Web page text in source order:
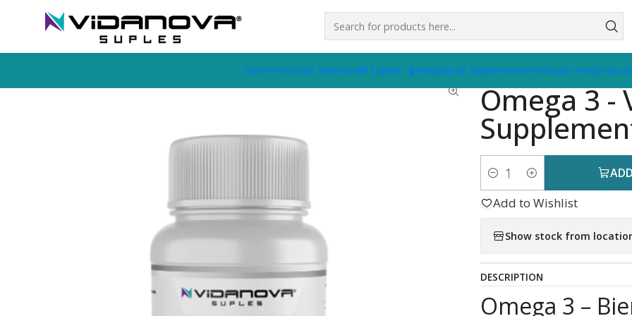
InicioProductos Vidanova® Suples 🧪 Maquila de SuplementosVenta por mayor
Productos Vidanova® Suples Vitaminas y Minerales Omega 3 - Vidanova® Supplements
|
Omega 3 -
Quantity
Add to Wishlist
Show stock from
DESCRIPTION
Omega 3 –